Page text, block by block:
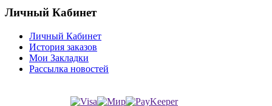
Личный Кабинет
Личный Кабинет
История заказов
Мои Закладки
Рассылка новостей